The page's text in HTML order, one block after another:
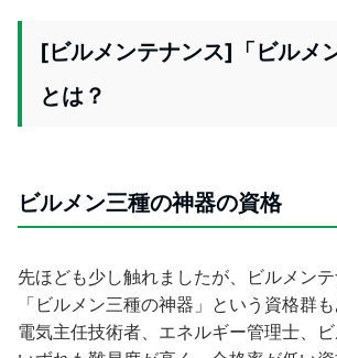
[ビルメンテナンス]「ビルメ
とは？
ビルメン三種の神器の資格
先ほども少し触れましたが、ビルメン
「ビルメン三種の神器」という資格群
電気主任技術者、エネルギー管理士、